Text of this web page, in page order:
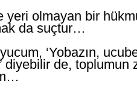
yeri olmayan bir
da suçtur…
‘Yobazın,
diyebilir de, toplumun